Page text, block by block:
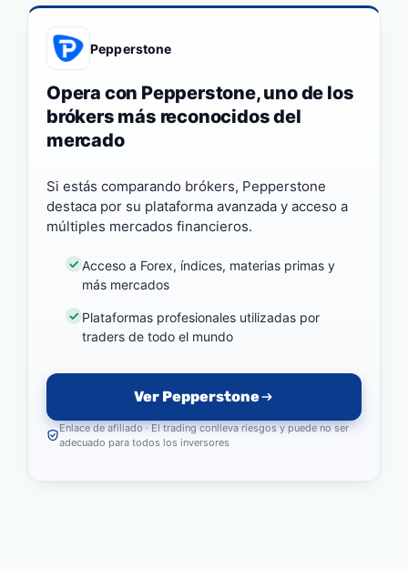
Pepperstone
Opera con Pepperstone, uno de los
brókers más reconocidos del
mercado
Si estás comparando brókers, Pepperstone
destaca por su plataforma avanzada y acceso a
múltiples mercados financieros.
Acceso a Forex, índices, materias primas y
más mercados
Plataformas profesionales utilizadas por
traders de todo el mundo
Ver Pepperstone
Enlace de afiliado · El trading conlleva riesgos y puede no ser
adecuado para todos los inversores